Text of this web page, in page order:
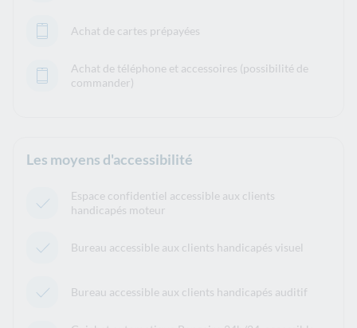
Achat de cartes prépayées
Achat de téléphone et accessoires (possibilité de
commander)
Les moyens d'accessibilité
Espace confidentiel accessible aux clients
handicapés moteur
Bureau accessible aux clients handicapés visuel
Bureau accessible aux clients handicapés auditif